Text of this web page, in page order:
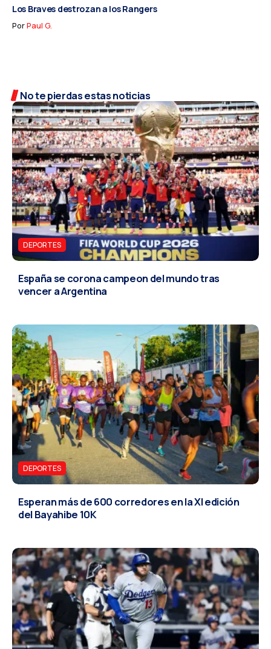
Los Braves destrozan a los Rangers
PorPaul G.
No te pierdas estas noticias
DEPORTES
España se corona campeon del mundo tras
vencer a Argentina
DEPORTES
Esperan más de 600 corredores en la XI edición
del Bayahibe 10K